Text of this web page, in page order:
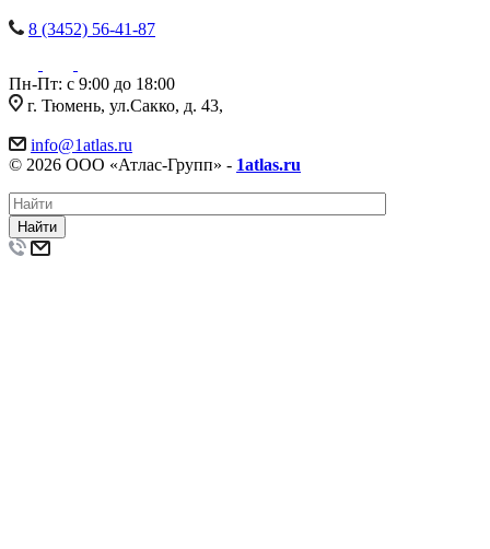
8 (3452) 56-41-87
Пн-Пт: с 9:00 до 18:00
г. Тюмень, ул.Сакко, д. 43,
info@1atlas.ru
© 2026 ООО «Атлас-Групп» - 1atlas.ru
Найти